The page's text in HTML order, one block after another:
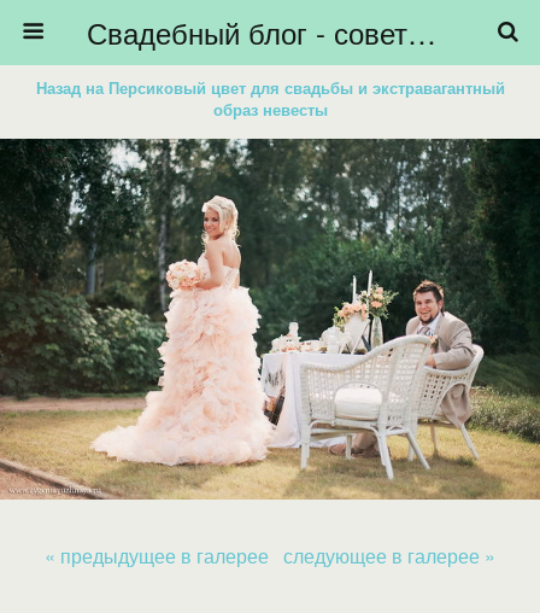
Свадебный блог - советы невестам, подготовка к свадьбе - HiBride
Назад на Персиковый цвет для свадьбы и экстравагантный
образ невесты
« предыдущее в галерее следующее в галерее »